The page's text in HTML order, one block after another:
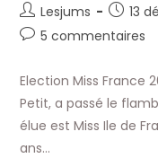
Auteur/autrice
de
Lesjums
publiée :
13
Commentaires
la
publication :
5 commentaires
Election Miss France
Petit, a passé le
élue est Miss Ile de
ans…